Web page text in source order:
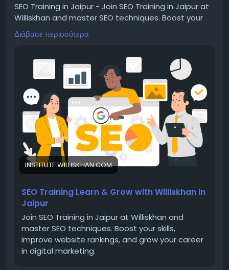
SEO Training in Jaipur - Join SEO Training in Jaipur at
Williskhan and master SEO techniques. Boost your
skills, improve website rankings, and grow your
career in digital marketing.
https://institute.williskhan.com/seo-training-
📞 Contact us-
📧 Email: yasinsayal1000@gmail.com
📱 Phone No : 8233999786
Διάβασε περισσότερα
INSTITUTE.WILLISKHAN.COM
SEO Training Learn & Grow with Williskhan in
Jaipur
Join SEO Training in Jaipur at Williskhan and
master SEO techniques. Boost your skills,
improve website rankings, and grow your career
in digital marketing.